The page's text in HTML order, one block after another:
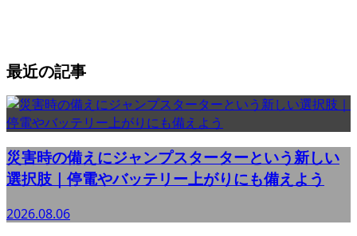
最近の記事
災害時の備えにジャンプスターターという新しい
選択肢｜停電やバッテリー上がりにも備えよう
2026.08.06